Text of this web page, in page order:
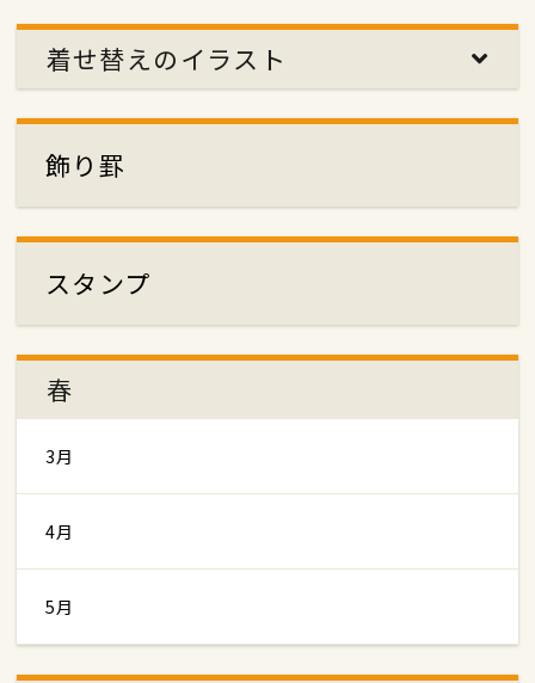
着せ替えのイラスト
飾り罫
スタンプ
春
3月
4月
5月